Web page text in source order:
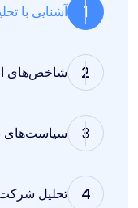
1 آشنایی با
2 شاخص‌های
3 سیاست‌های
4 تحلیل